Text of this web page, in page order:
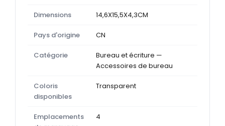
Dimensions 14,6X15,5X4,3CM
Pays d'origine CN
Catégorie
Bureau et écriture —
Accessoires de bureau
Coloris
disponibles
Transparent
Emplacements
4